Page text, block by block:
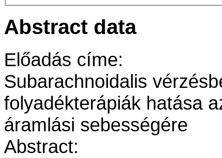
Abstract data
Előadás címe:
Subarachnoidalis
folyadékterápiák hatása
áramlási sebességére
Abstract: